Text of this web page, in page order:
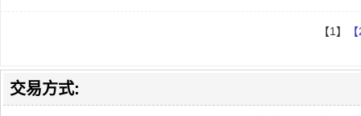
【1】
交易方式: